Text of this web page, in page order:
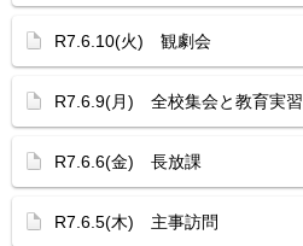
R7.6.10(火) 観劇会
R7.6.9(月) 全校集会と教育実習
R7.6.6(金) 長放課
R7.6.5(木) 主事訪問